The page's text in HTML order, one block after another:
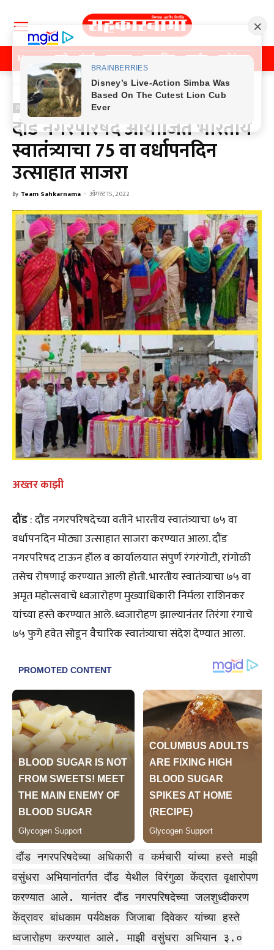
Home पुणे मुंबई महाराष्ट्र राजकीय क्राईम मनोरंजन
Home Previos News
Previos News
दौंड नगरपरिषद आयोजित भारतीय
स्वातंत्र्याचा 75 वा वर्धापनदिन
उत्साहात साजरा
By Team Sahkarnama - ऑगस्ट 15, 2022
अख्तर काझी
दौंड: दौंड नगरपरिषदेच्या वतीने भारतीय स्वातंत्र्याचा ७५ वा
वर्धापनदिन मोठ्या उत्साहात साजरा करण्यात आला. दौंड
नगरपरिषद टाऊन हॉल व कार्यालयात संपुर्ण रंगरंगोटी, रांगोळी
तसेच रोषणाई करण्यात आली होती. भारतीय स्वातंत्र्याचा ७५ वा
अमृत महोत्सवाचे ध्वजारोहण मुख्याधिकारी निर्मला राशिनकर
यांच्या हस्ते करण्यात आले. ध्वजारोहण झाल्यानंतर तिरंगा रंगाचे
७५ फुगे हवेत सोडून वैचारिक स्वातंत्र्याचा संदेश देण्यात आला.
दौंड नगरपरिषदेच्या अधिकारी व कर्मचारी यांच्या हस्ते माझी
वसुंधरा अभियानांतर्गत दौंड येथील विरंगुळा केंद्रात वृक्षारोपण
करण्यात आले. यानंतर दौंड नगरपरिषदेच्या जलशुध्दीकरण
केंद्रावर बांधकाम पर्यवेक्षक जिजाबा दिवेकर यांच्या हस्ते
ध्वजारोहण करण्यात आले. माझी वसुंधरा अभियान ३.०